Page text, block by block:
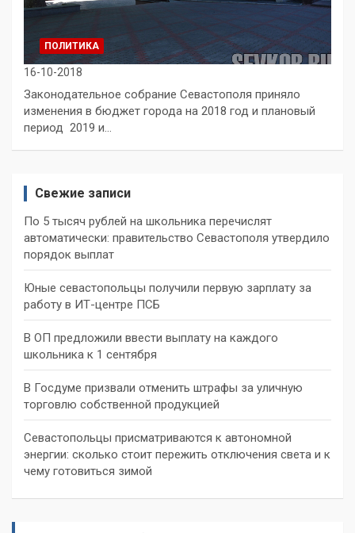
ПОЛИТИКА
16-10-2018
Законодательное собрание Севастополя приняло
изменения в бюджет города на 2018 год и плановый
период 2019 и…
Свежие записи
По 5 тысяч рублей на школьника перечислят
автоматически: правительство Севастополя утвердило
порядок выплат
Юные севастопольцы получили первую зарплату за
работу в ИТ-центре ПСБ
В ОП предложили ввести выплату на каждого
школьника к 1 сентября
В Госдуме призвали отменить штрафы за уличную
торговлю собственной продукцией
Севастопольцы присматриваются к автономной
энергии: сколько стоит пережить отключения света и к
чему готовиться зимой